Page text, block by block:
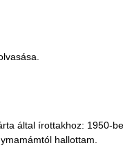
által írottakhoz: 1950-
hallottam.